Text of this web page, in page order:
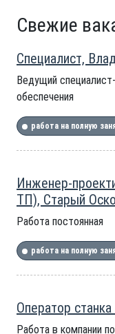
Свежие
Специалист,
Ведущий
обеспечения
работа на полную
Инженер-
ТП), Старый
Работа постоянная
работа на полную
Оператор
Работа в компании